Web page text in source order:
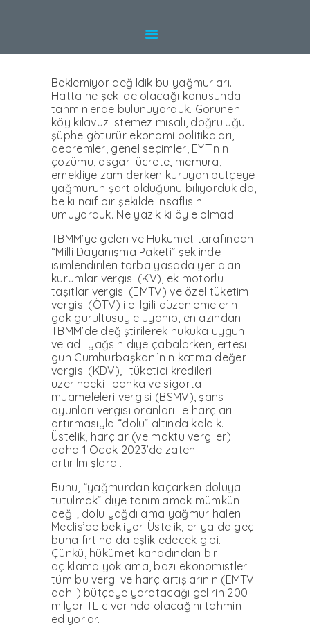
TÜRKIYE’DE
HIZMETLER
ALMANYA’DA
HIZMETLER
UZMANLAR
BLOG
KARIYER
WEBINAR
İLETIŞIM
Beklemiyor değildik bu yağmurları.
Hatta ne şekilde olacağı konusunda
tahminlerde bulunuyorduk. Görünen
köy kılavuz istemez misali, doğruluğu
şüphe götürür ekonomi politikaları,
depremler, genel seçimler, EYT’nin
çözümü, asgari ücrete, memura,
emekliye zam derken kuruyan bütçeye
yağmurun şart olduğunu biliyorduk da,
belki naif bir şekilde insaflısını
umuyorduk. Ne yazık ki öyle olmadı.
TBMM’ye gelen ve Hükümet tarafından
“Milli Dayanışma Paketi” şeklinde
isimlendirilen torba yasada yer alan
kurumlar vergisi (KV), ek motorlu
taşıtlar vergisi (EMTV) ve özel tüketim
vergisi (ÖTV) ile ilgili düzenlemelerin
gök gürültüsüyle uyanıp, en azından
TBMM’de değiştirilerek hukuka uygun
ve adil yağsın diye çabalarken, ertesi
gün Cumhurbaşkanı’nın katma değer
vergisi (KDV), -tüketici kredileri
üzerindeki- banka ve sigorta
muameleleri vergisi (BSMV), şans
oyunları vergisi oranları ile harçları
artırmasıyla “dolu” altında kaldık.
Üstelik, harçlar (ve maktu vergiler)
daha 1 Ocak 2023’de zaten
artırılmışlardı.
Bunu, “yağmurdan kaçarken doluya
tutulmak” diye tanımlamak mümkün
değil; dolu yağdı ama yağmur halen
Meclis’de bekliyor. Üstelik, er ya da geç
buna fırtına da eşlik edecek gibi.
Çünkü, hükümet kanadından bir
açıklama yok ama, bazı ekonomistler
tüm bu vergi ve harç artışlarının (EMTV
dahil) bütçeye yaratacağı gelirin 200
milyar TL civarında olacağını tahmin
ediyorlar.